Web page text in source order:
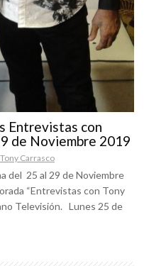
Entrevistas con
de Noviembre 2019
Tony Carrasco
del 25 al 29 de Noviembre
“Entrevistas con Tony
Televisión. Lunes 25 de